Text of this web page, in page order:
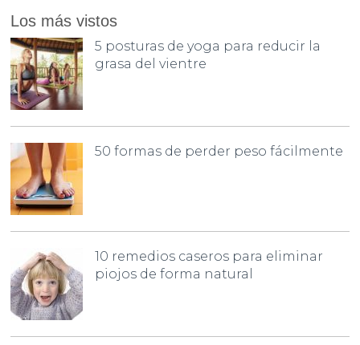
Los más vistos
5 posturas de yoga para reducir la
grasa del vientre
50 formas de perder peso fácilmente
10 remedios caseros para eliminar
piojos de forma natural